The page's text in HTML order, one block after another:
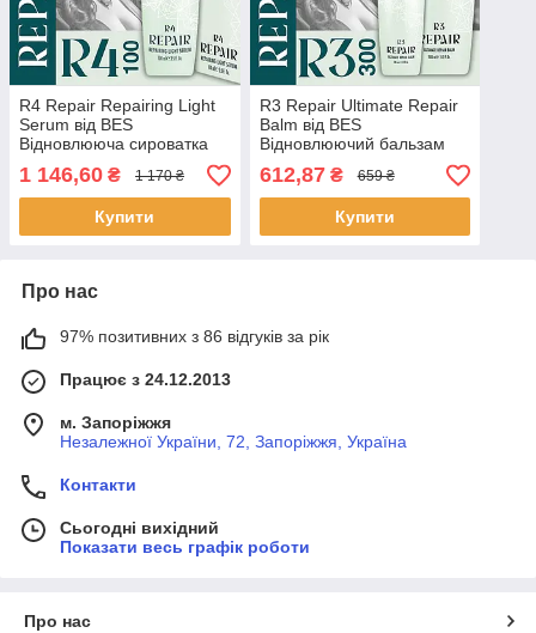
R4 Repair Repairing Light
Serum від BES
Відновлююча сироватка
для волосся 100 мл
1 146,60 ₴ 1 170 ₴
Купити
R3 Repair Ultimate Repair
Balm від BES
Відновлюючий бальзам
для волосся 300 мл
612,87₴ 659 ₴
Купити
Про нас
97% позитивних з 86 відгуків за рік
Працює з 24.12.2013
м. Запоріжжя
Незалежної України, 72, Запоріжжя, Україна
Контакти
Сьогодні вихідний
Показати весь графік роботи
Про нас